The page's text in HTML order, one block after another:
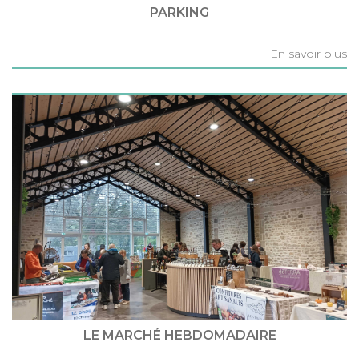
PARKING
En savoir plus
LE MARCHÉ HEBDOMADAIRE